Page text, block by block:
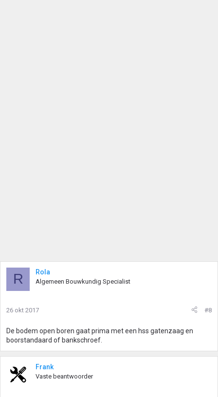
R Rola
Algemeen Bouwkundig Specialist
26 okt 2017 #8
De bodem open boren gaat prima met een hss gatenzaag en
boorstandaard of bankschroef.
Frank
Vaste beantwoorder